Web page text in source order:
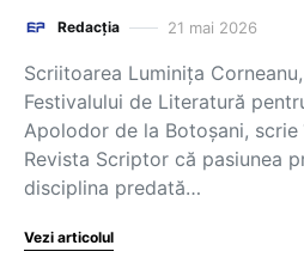
Redacția 21 mai 2026
Scriitoarea Luminița
Festivalului de Literatură
Apolodor de la Botoșani,
Revista Scriptor că pasiunea
disciplina predată…
Vezi articolul